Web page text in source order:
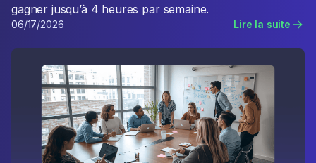
gagner jusqu’à 4 heures par semaine.
06/17/2026 Lire la suite